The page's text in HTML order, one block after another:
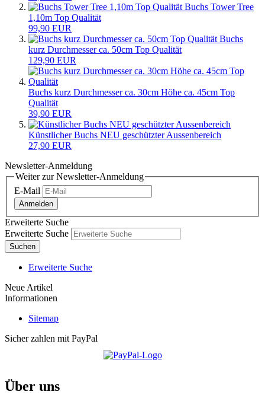
Buchs Tower Tree
1,10m Top Qualität
99,90 EUR
Buchs
kurz Durchmesser ca. 50cm Top Qualität
129,90 EUR
Buchs kurz Durchmesser ca. 30cm Höhe ca. 45cm Top
Qualität
39,90 EUR
Künstlicher Buchs NEU geschützter Aussenbereich
27,90 EUR
Newsletter-Anmeldung
Weiter zur Newsletter-Anmeldung
E-Mail
Anmelden
Erweiterte Suche
Erweiterte Suche
Suchen
Erweiterte Suche
Neue Artikel
Informationen
Sitemap
Sicher zahlen mit PayPal
Über uns